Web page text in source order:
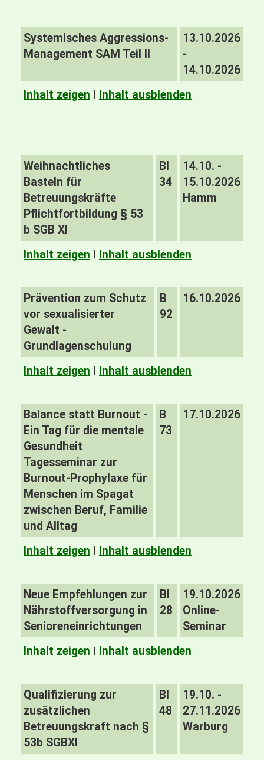
Systemisches Aggressions-
Management SAM Teil II
13.10.2026
-
14.10.2026
Inhalt zeigen I Inhalt ausblenden
Weihnachtliches
Basteln für
Betreuungskräfte
Pflichtfortbildung § 53
b SGB XI
BI
34
14.10. -
15.10.2026
Hamm
Inhalt zeigen I Inhalt ausblenden
Prävention zum Schutz
vor sexualisierter
Gewalt -
Grundlagenschulung
B
92
16.10.2026
Inhalt zeigen I Inhalt ausblenden
Balance statt Burnout -
Ein Tag für die mentale
Gesundheit
Tagesseminar zur
Burnout-Prophylaxe für
Menschen im Spagat
zwischen Beruf, Familie
und Alltag
B
73
17.10.2026
Inhalt zeigen I Inhalt ausblenden
Neue Empfehlungen zur
Nährstoffversorgung in
Senioreneinrichtungen
BI
28
19.10.2026
Online-
Seminar
Inhalt zeigen I Inhalt ausblenden
Qualifizierung zur
zusätzlichen
Betreuungskraft nach §
53b SGBXI
BI
48
19.10. -
27.11.2026
Warburg